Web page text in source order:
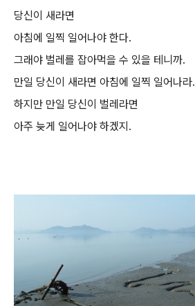
당신이 새라면
아침에 일찍 일어나야 한다.
그래야 벌레를 잡아먹을 수 있을 테니까.
만일 당신이 새라면 아침에 일찍 일어나라.
하지만 만일 당신이 벌레라면
아주 늦게 일어나야 하겠지.